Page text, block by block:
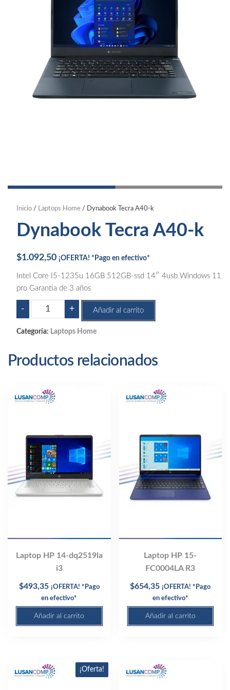
Inicio/ Laptops Home/ Dynabook Tecra A40-k
Dynabook Tecra A40-k
$1.092,50 ¡OFERTA! *Pago en efectivo*
Intel Core I5-1235u 16GB 512GB-ssd 14″ 4usb Windows 11
pro Garantia de 3 años
-
Dynabook
Tecra
A40-
cantidad
+ Añadir al carrito
Categoría: Laptops Home
Productos relacionados
Laptop HP 14-dq2519la
i3
$493,35 ¡OFERTA! *Pago
en efectivo*
Añadir al carrito
Laptop HP 15-
FC0004LA R3
$654,35 ¡OFERTA! *Pago
en efectivo*
Añadir al carrito
¡Oferta!